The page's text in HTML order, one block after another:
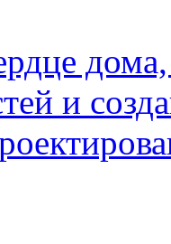
дома,
и